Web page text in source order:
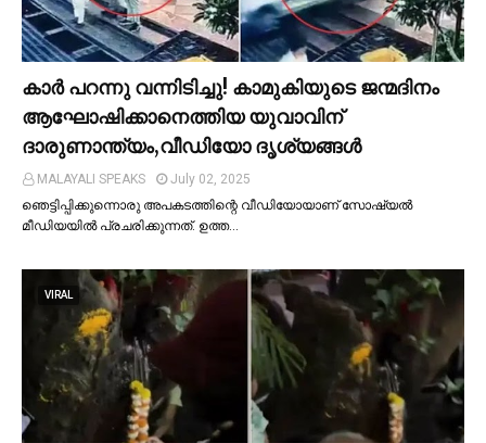
കാര്‍ പറന്നു വന്നിടിച്ചു! കാമുകിയുടെ ജന്മദിനം
ആഘോഷിക്കാനെത്തിയ യുവാവിന്
ദാരുണാന്ത്യം,വീഡിയോ ദൃശ്യങ്ങൾ
MALAYALI SPEAKS
July 02, 2025
ഞെട്ടിപ്പിക്കുന്നൊരു അപകടത്തിന്റെ വീഡിയോയാണ് സോഷ്യല്‍
മീഡിയയില്‍ പ്രചരിക്കുന്നത്. ഉത്ത…
VIRAL